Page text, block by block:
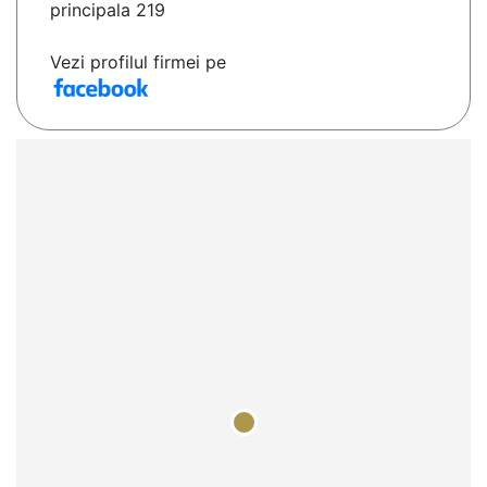
principala 219
Vezi profilul firmei pe